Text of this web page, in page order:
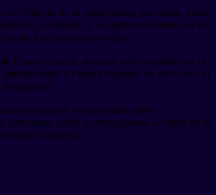
al velatorio de la mencionada parroquia, hasta
amistades y los parlamentarios con los
hasta hace unos pocos días.
Guerra García, su curul será ocupada por el
a Fuerza Popular; en este caso, el
efectuarse los procedimientos
determinar quién lo reemplazará al frente de la
del Congreso.